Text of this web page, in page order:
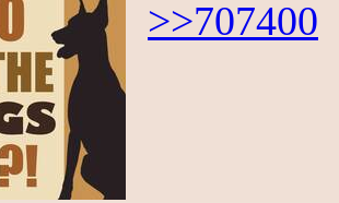
>>707400